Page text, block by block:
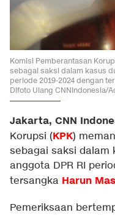
Komisi Pemberantasan
sebagai saksi dalam kasus
periode 2019-2024 dengan
Difoto Ulang CNNIndonesia/
Jakarta, CNN
Korupsi (KPK)
sebagai saksi dalam
anggota DPR RI
tersangka Harun
Pemeriksaan